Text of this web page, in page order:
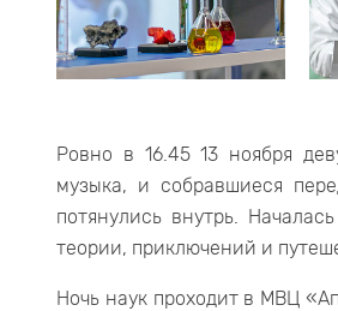
Ровно в 16.45 13 ноября
музыка, и собравшиеся
потянулись внутрь.
теории, приключений и
Ночь наук проходит в МВЦ